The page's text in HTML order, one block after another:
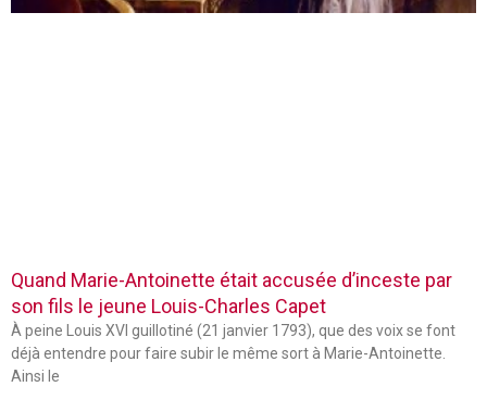
Quand Marie-Antoinette était accusée d’inceste par
son fils le jeune Louis-Charles Capet
À peine Louis XVI guillotiné (21 janvier 1793), que des voix se font
déjà entendre pour faire subir le même sort à Marie-Antoinette.
Ainsi le